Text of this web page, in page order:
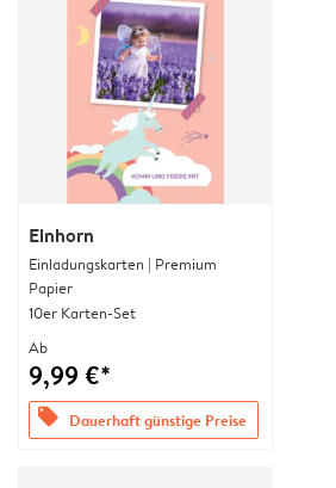
Einhorn
Einladungskarten | Premium
Papier
10er Karten-Set
Ab
9,99 €*
offers Dauerhaft günstige Preise